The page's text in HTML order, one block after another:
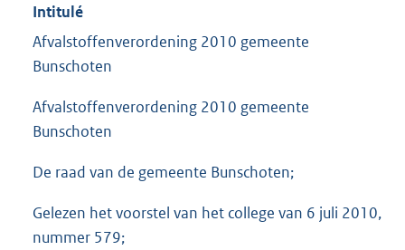
Intitulé
Afvalstoffenverordening 2010 gemeente
Bunschoten
Afvalstoffenverordening 2010 gemeente
Bunschoten
De raad van de gemeente Bunschoten;
Gelezen het voorstel van het college van 6 juli 2010,
nummer 579;